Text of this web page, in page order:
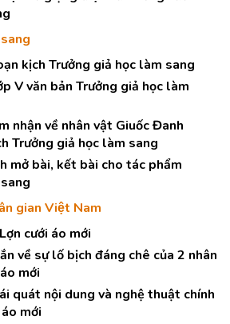
kịch Trưởng giả học làm sang
V văn bản Trưởng giả học làm
nhận về nhân vật Giuốc Đanh
Trưởng giả học làm sang
mở bài, kết bài cho tác phẩm
gian Việt Nam
cưới áo mới
về sự lố bịch đáng chê của 2 nhân
mới
quát nội dung và nghệ thuật chính
mới